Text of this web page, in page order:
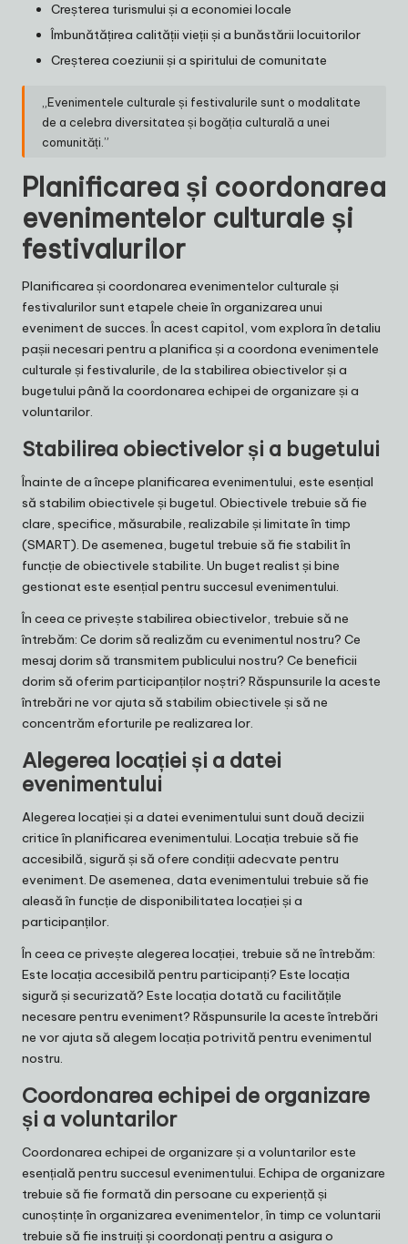
Creșterea turismului și a economiei locale
Îmbunătățirea calității vieții și a bunăstării locuitorilor
Creșterea coeziunii și a spiritului de comunitate
„Evenimentele culturale și festivalurile sunt o modalitate
de a celebra diversitatea și bogăția culturală a unei
comunități.”
Planificarea și coordonarea
evenimentelor culturale și
festivalurilor
Planificarea și coordonarea evenimentelor culturale și
festivalurilor sunt etapele cheie în organizarea unui
eveniment de succes. În acest capitol, vom explora în detaliu
pașii necesari pentru a planifica și a coordona evenimentele
culturale și festivalurile, de la stabilirea obiectivelor și a
bugetului până la coordonarea echipei de organizare și a
voluntarilor.
Stabilirea obiectivelor și a bugetului
Înainte de a începe planificarea evenimentului, este esențial
să stabilim obiectivele și bugetul. Obiectivele trebuie să fie
clare, specifice, măsurabile, realizabile și limitate în timp
(SMART). De asemenea, bugetul trebuie să fie stabilit în
funcție de obiectivele stabilite. Un buget realist și bine
gestionat este esențial pentru succesul evenimentului.
În ceea ce privește stabilirea obiectivelor, trebuie să ne
întrebăm: Ce dorim să realizăm cu evenimentul nostru? Ce
mesaj dorim să transmitem publicului nostru? Ce beneficii
dorim să oferim participanților noștri? Răspunsurile la aceste
întrebări ne vor ajuta să stabilim obiectivele și să ne
concentrăm eforturile pe realizarea lor.
Alegerea locației și a datei
evenimentului
Alegerea locației și a datei evenimentului sunt două decizii
critice în planificarea evenimentului. Locația trebuie să fie
accesibilă, sigură și să ofere condiții adecvate pentru
eveniment. De asemenea, data evenimentului trebuie să fie
aleasă în funcție de disponibilitatea locației și a
participanților.
În ceea ce privește alegerea locației, trebuie să ne întrebăm:
Este locația accesibilă pentru participanți? Este locația
sigură și securizată? Este locația dotată cu facilitățile
necesare pentru eveniment? Răspunsurile la aceste întrebări
ne vor ajuta să alegem locația potrivită pentru evenimentul
nostru.
Coordonarea echipei de organizare
și a voluntarilor
Coordonarea echipei de organizare și a voluntarilor este
esențială pentru succesul evenimentului. Echipa de organizare
trebuie să fie formată din persoane cu experiență și
cunoștințe în organizarea evenimentelor, în timp ce voluntarii
trebuie să fie instruiți și coordonați pentru a asigura o